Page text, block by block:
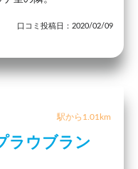
口コミ投稿日：2020/02/09
駅から1.01km
ラウブラン